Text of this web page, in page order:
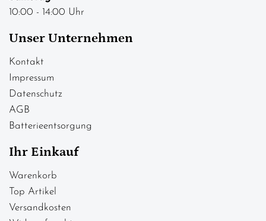
10:00 - 14:00 Uhr
Unser Unternehmen
Kontakt
Impressum
Datenschutz
AGB
Batterieentsorgung
Ihr Einkauf
Warenkorb
Top Artikel
Versandkosten